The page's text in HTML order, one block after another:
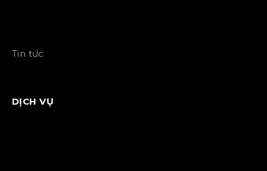
Tin tức
DỊCH VỤ